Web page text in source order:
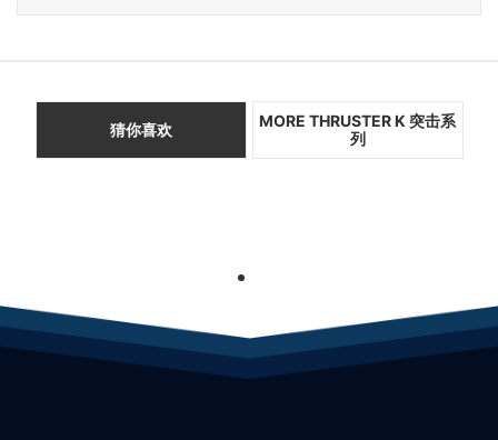
猜你喜欢
MORE THRUSTER K 突击系
列
1